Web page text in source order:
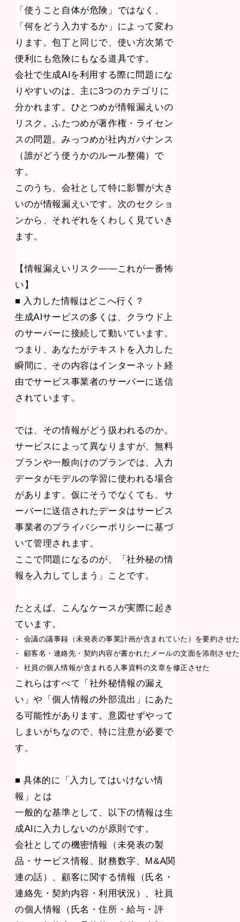
「使うこと自体が危険」ではなく、
「何をどう入力するか」によって変わ
ります。包丁と同じで、使い方次第で
便利にも危険にもなる道具です。
会社で生成AIを利用する際に問題にな
りやすいのは、主に3つのカテゴリに
分かれます。ひとつめが情報漏えいの
リスク。ふたつめが著作権・ライセン
スの問題。みっつめが社内ガバナンス
（誰がどう使うかのルール整備）で
す。
このうち、会社として特に影響が大き
いのが情報漏えいです。次のセクショ
ンから、それぞれをくわしく見ていき
ます。
【情報漏えいリスク——これが一番怖
い】
■ 入力した情報はどこへ行く？
生成AIサービスの多くは、クラウド上
のサーバーに接続して動いています。
つまり、あなたがテキストを入力した
瞬間に、その内容はインターネット経
由でサービス事業者のサーバーに送信
されています。
では、その情報がどう扱われるのか。
サービスによって異なりますが、無料
プランや一般向けのプランでは、入力
データがモデルの学習に使われる場合
があります。仮にそうでなくても、サ
ーバーに送信されたデータはサービス
事業者のプライバシーポリシーに基づ
いて管理されます。
ここで問題になるのが、「社外秘の情
報を入力してしまう」ことです。
たとえば、こんなケースが実際に起き
ています。
- 会議の議事録（未発表の事業計画が含まれていた）を要約させた
- 顧客名・連絡先・契約内容が書かれたメールの文面を添削させた
これらはすべて「社外秘情報の漏え
い」や「個人情報の外部流出」にあた
る可能性があります。意図せずやって
しまいがちなので、特に注意が必要で
す。
■ 具体的に「入力してはいけない情
報」とは
一般的な基準として、以下の情報は生
成AIに入力しないのが原則です。
会社としての機密情報（未発表の製
品・サービス情報、財務数字、M&A関
連の話）、顧客に関する情報（氏名・
連絡先・契約内容・利用状況）、社員
の個人情報（氏名・住所・給与・評